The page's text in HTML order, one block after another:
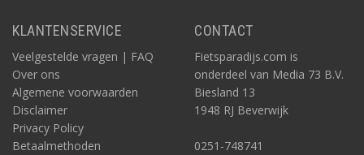
KLANTENSERVICE
Veelgestelde vragen | FAQ
Over ons
Algemene voorwaarden
Disclaimer
Privacy Policy
Betaalmethoden
CONTACT
Fietsparadijs.com is
onderdeel van Media 73 B.V.
Biesland 13
1948 RJ Beverwijk
0251-748741